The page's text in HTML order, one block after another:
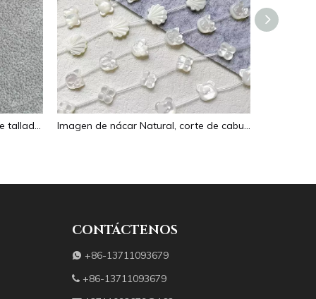
Collar de nácar Natural, colgante tallado en forma ovalada para mujer, joyería, diseño de imagen, diseño de flor de cara en relieve Imagen de nácar Natural, corte de cabujón ovalado en relieve para colgante, diseño de incrustaciones, concha negra, fabricación de collares para mujer
CONTÁCTENOS
 +86-13711093679
 +86-13711093679